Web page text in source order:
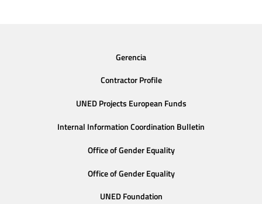
Gerencia
Contractor Profile
UNED Projects European Funds
Internal Information Coordination Bulletin
Office of Gender Equality
Office of Gender Equality
UNED Foundation